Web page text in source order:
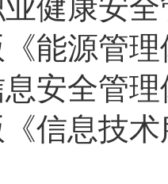
能源管
安全管
信息技